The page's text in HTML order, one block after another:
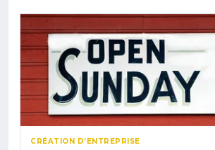
CRÉATION D’ENTREPRISE